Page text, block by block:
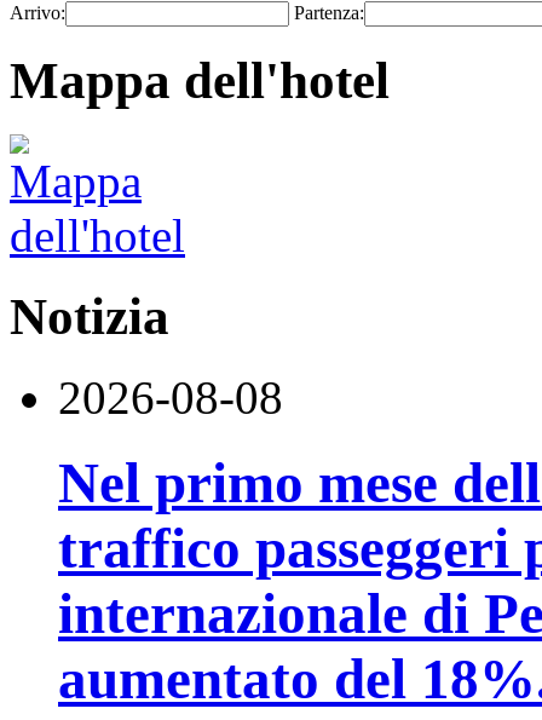
Arrivo: Partenza:
Mappa dell'hotel
Notizia
2026-08-08
Nel primo mese
traffico passeggeri
internazionale di
aumentato del